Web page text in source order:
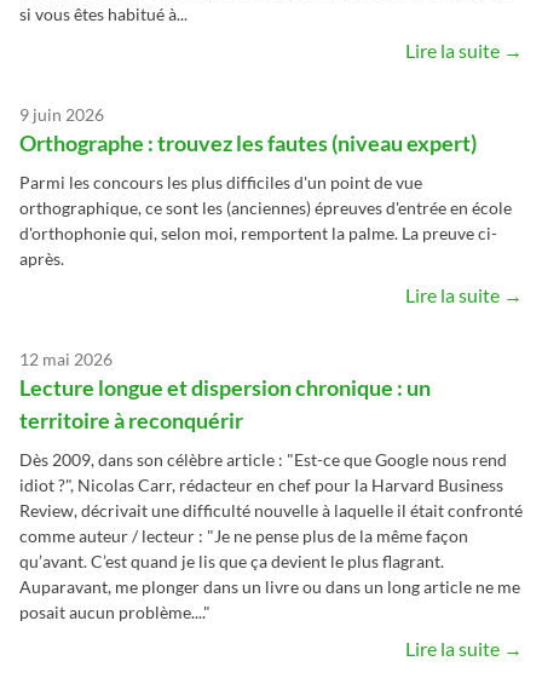
si vous êtes habitué à...
Lire la suite →
9 juin 2026
Orthographe : trouvez les fautes (niveau expert)
Parmi les concours les plus difficiles d'un point de vue
orthographique, ce sont les (anciennes) épreuves d'entrée en école
d'orthophonie qui, selon moi, remportent la palme. La preuve ci-
après.
Lire la suite →
12 mai 2026
Lecture longue et dispersion chronique : un
territoire à reconquérir
Dès 2009, dans son célèbre article : "Est-ce que Google nous rend
idiot ?", Nicolas Carr, rédacteur en chef pour la Harvard Business
Review, décrivait une difficulté nouvelle à laquelle il était confronté
comme auteur / lecteur : "Je ne pense plus de la même façon
qu’avant. C’est quand je lis que ça devient le plus flagrant.
Auparavant, me plonger dans un livre ou dans un long article ne me
posait aucun problème...."
Lire la suite →